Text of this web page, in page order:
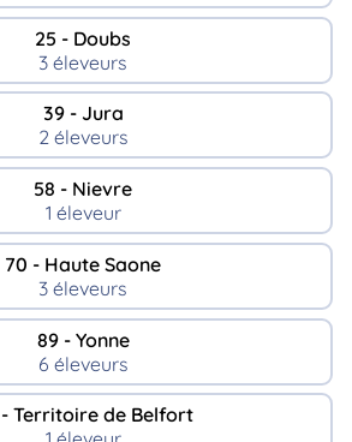
25 - Doubs
3 éleveurs
39 - Jura
2 éleveurs
58 - Nievre
1 éleveur
70 - Haute Saone
3 éleveurs
89 - Yonne
6 éleveurs
Territoire de Belfort